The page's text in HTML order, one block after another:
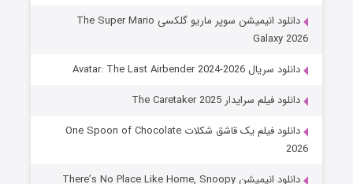
دانلود انیمیشن سوپر ماریو گلکسی The Super Mario
Galaxy 2026
دانلود سریال Avatar: The Last Airbender 2024-2026
دانلود فیلم سرایدار The Caretaker 2025
دانلود فیلم یک قاشق شکلات One Spoon of Chocolate
2026
دانلود انیمیشن There’s No Place Like Home, Snoopy